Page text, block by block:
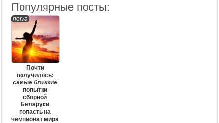
Популярные посты:
nerva
Почти
получилось:
самые близкие
попытки
сборной
Беларуси
попасть на
чемпионат мира